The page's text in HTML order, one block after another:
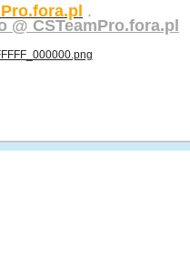
.
@ CSTeamPro.fora.pl